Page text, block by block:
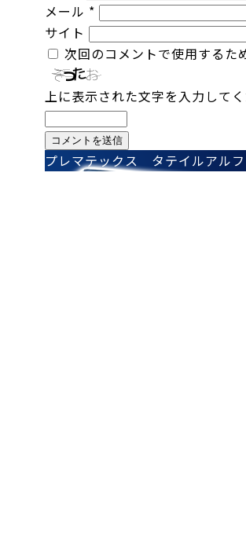
メール *
サイト
次回のコメントで使用するた
上に表示された文字を入力してく
投
プレマテックス タテイルアルフ